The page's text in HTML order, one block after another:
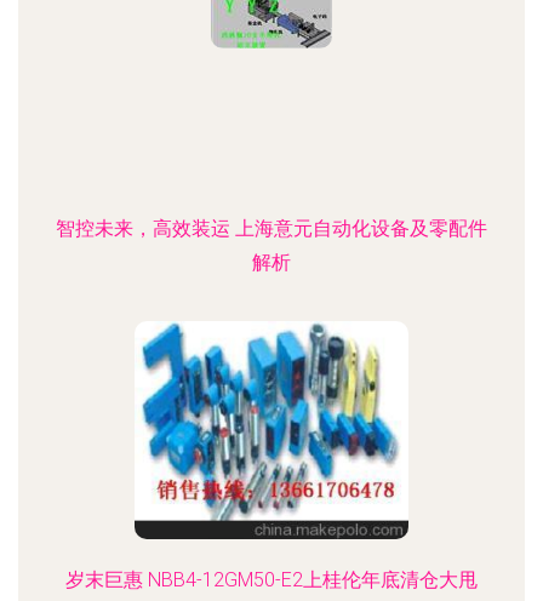
智控未来，高效装运 上海意元自动化设备及零配件
解析
岁末巨惠 NBB4-12GM50-E2上桂伦年底清仓大甩